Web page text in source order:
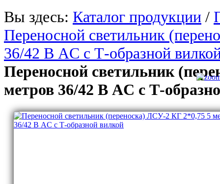
Вы здесь: Каталог продукции /
Переносной светильник
36/42 В AC с Т-образной
Переносной светильник
метров 36/42 В AC с Т-